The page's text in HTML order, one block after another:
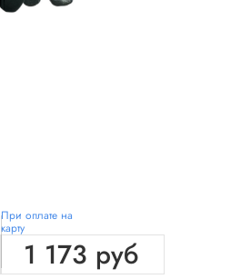
При оплате на
карту
1 173 руб